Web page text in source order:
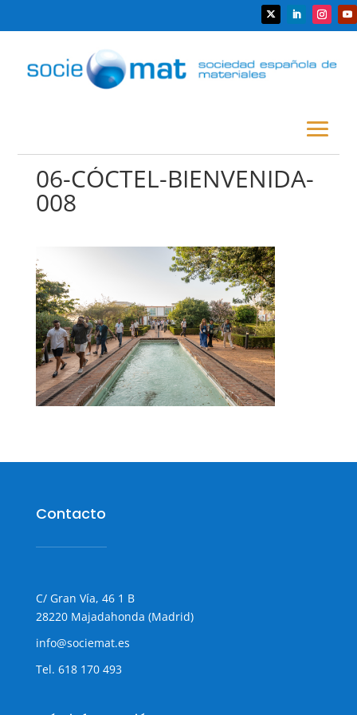
06-CÓCTEL-BIENVENIDA-
008
Contacto
C/ Gran Vía, 46 1 B
28220 Majadahonda (Madrid)
info@sociemat.es
Tel. 618 170 493